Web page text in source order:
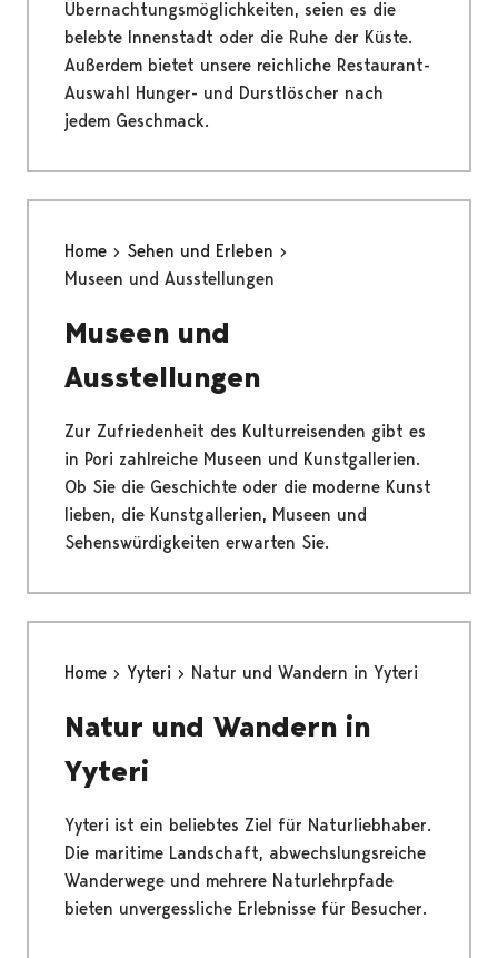
Übernachtungsmöglichkeiten, seien es die
belebte Innenstadt oder die Ruhe der Küste.
Außerdem bietet unsere reichliche Restaurant-
Auswahl Hunger- und Durstlöscher nach
jedem Geschmack.
Home
Sehen und Erleben
Museen und Ausstellungen
Museen und
Ausstellungen
Zur Zufriedenheit des Kulturreisenden gibt es
in Pori zahlreiche Museen und Kunstgallerien.
Ob Sie die Geschichte oder die moderne Kunst
lieben, die Kunstgallerien, Museen und
Sehenswürdigkeiten erwarten Sie.
Home Yyteri Natur und Wandern in Yyteri
Natur und Wandern in
Yyteri
Yyteri ist ein beliebtes Ziel für Naturliebhaber.
Die maritime Landschaft, abwechslungsreiche
Wanderwege und mehrere Naturlehrpfade
bieten unvergessliche Erlebnisse für Besucher.